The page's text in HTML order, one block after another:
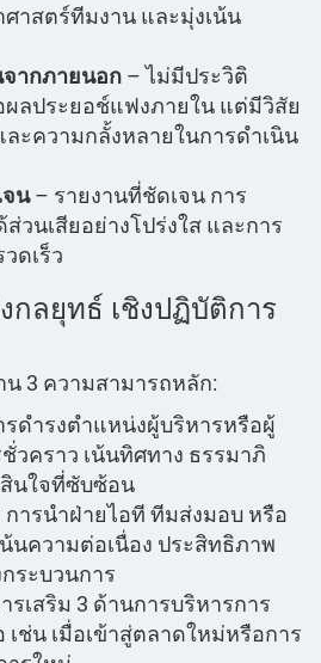
ศาสตร์ทีมงาน และมุ่งเน้น
ากภายนอก – ไม่มีประวิติ
ผลประยอช์แฟงภายใน แต่มีวิสัย
ะความกลั้งหลายในการดำเนิน
จน– รายงานที่ชัดเจน การ
วนเสียอย่างโปร่งใส และการ
ดเร็ว
กลยุทธ์ เชิงปฏิบัติการ
3 ความสามารถหลัก:
รดำรงตำแหน่งผู้บริหารหรือผู้
วคราว เน้นทิศทาง ธรรมาภิ
นใจที่ซับซ้อน
การนำฝ่ายไอที ทีมส่งมอบ หรือ
นความต่อเนื่อง ประสิทธิภาพ
ระบวนการ
รเสริม 3 ด้านการบริหารการ
เช่น เมื่อเข้าสู่ตลาดใหม่หรือการ